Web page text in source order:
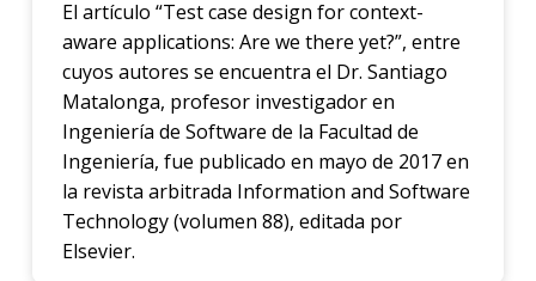
El artículo “Test case design for context-
aware applications: Are we there yet?”, entre
cuyos autores se encuentra el Dr. Santiago
Matalonga, profesor investigador en
Ingeniería de Software de la Facultad de
Ingeniería, fue publicado en mayo de 2017 en
la revista arbitrada Information and Software
Technology (volumen 88), editada por
Elsevier.